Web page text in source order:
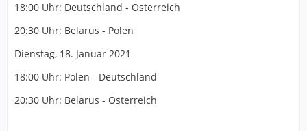
18:00 Uhr: Deutschland - Österreich
20:30 Uhr: Belarus - Polen
Dienstag, 18. Januar 2021
18:00 Uhr: Polen - Deutschland
20:30 Uhr: Belarus - Österreich